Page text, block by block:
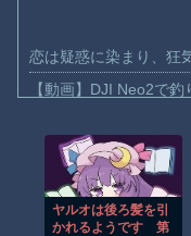
恋は疑惑に染まり、狂
【動画】DJI Neo2で
お前らがメイドイン韓
AmazonのアツさMax
【動画】これはお見
ヤルオは後ろ髪を引
かれるようです 第